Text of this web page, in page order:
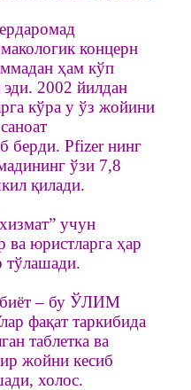
концерн
ҳам кўп
эди. 2002 йилдан
кўра у ўз жойини
берди. Pfizer нинг
ўзи 7,8
қилади.
учун
юристларга ҳар
тўлашади.
– бу ЎЛИМ
фақат таркибида
таблетка ва
жойни кесиб
холос.